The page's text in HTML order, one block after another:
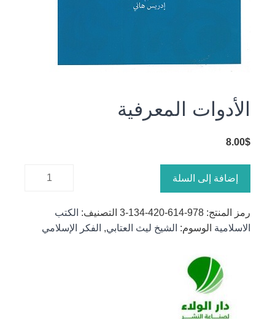
الأدوات المعرفية
8.00$
إضافة إلى السلة
رمز المنتج: 978-614-420-134-3 التصنيف: الكتب
الاسلامية الوسوم: الشيخ ليث العتابي, الفكر الإسلامي